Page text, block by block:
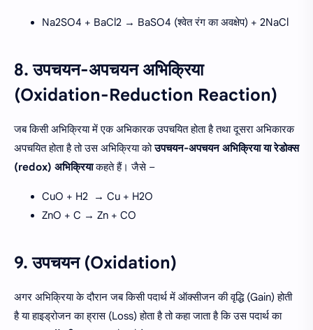
Na2SO4 + BaCl2 → BaSO4 (श्वेत रंग का अवक्षेप) + 2NaCl
8. उपचयन-अपचयन अभिक्रिया
(Oxidation-Reduction Reaction)
जब किसी अभिक्रिया में एक अभिकारक उपचयित होता है तथा दूसरा अभिकारक
अपचयित होता है तो उस अभिक्रिया कोउपचयन-अपचयन अभिक्रिया या रेडोक्स
(redox) अभिक्रियाकहते हैं। जैसे –
CuO + H2 → Cu + H2O
ZnO + C → Zn + CO
9. उपचयन (Oxidation)
अगर अभिक्रिया के दौरान जब किसी पदार्थ में ऑक्सीजन की वृद्धि (Gain) होती
है या हाइड्रोजन का ह्रास (Loss) होता है तो कहा जाता है कि उस पदार्थ का